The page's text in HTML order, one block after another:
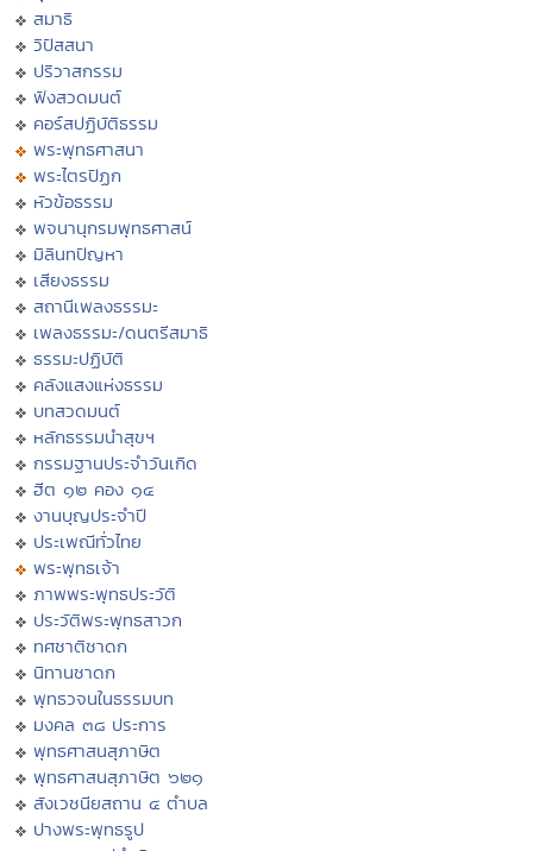
สมาธิ
วิปัสสนา
ปริวาสกรรม
ฟังสวดมนต์
คอร์สปฏิบัติธรรม
พระพุทธศาสนา
พระไตรปิฏก
หัวข้อธรรม
พจนานุกรมพุทธศาสน์
มิลินทปัญหา
เสียงธรรม
สถานีเพลงธรรมะ
เพลงธรรมะ/ดนตรีสมาธิ
ธรรมะปฏิบัติ
คลังแสงแห่งธรรม
บทสวดมนต์
หลักธรรมนำสุขฯ
กรรมฐานประจำวันเกิด
ฮีต ๑๒ คอง ๑๔
งานบุญประจำปี
ประเพณีทั่วไทย
พระพุทธเจ้า
ภาพพระพุทธประวัติ
ประวัติพระพุทธสาวก
ทศชาติชาดก
นิทานชาดก
พุทธวจนในธรรมบท
มงคล ๓๘ ประการ
พุทธศาสนสุภาษิต
พุทธศาสนสุภาษิต ๖๒๑
สังเวชนียสถาน ๔ ตำบล
ปางพระพุทธรูป